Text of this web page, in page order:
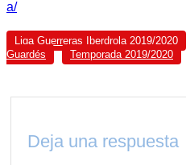
a/
Liga Guerreras Iberdrola 2019/2020
Guardés
Temporada 2019/2020
Deja una respuesta